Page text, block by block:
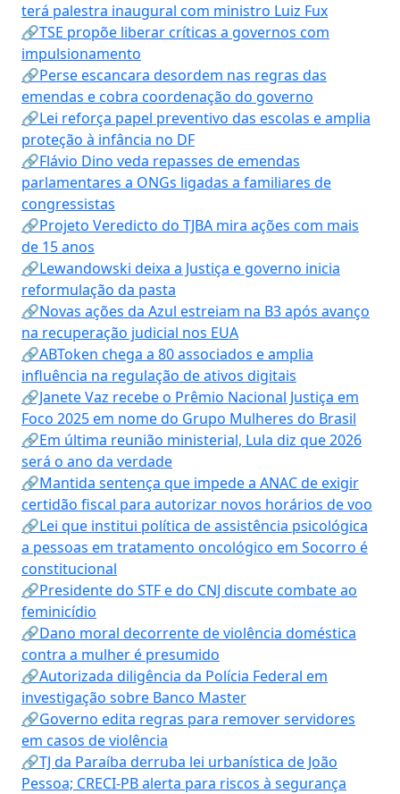
terá palestra inaugural com ministro Luiz Fux
🔗TSE propõe liberar críticas a governos com
impulsionamento
🔗Perse escancara desordem nas regras das
emendas e cobra coordenação do governo
🔗Lei reforça papel preventivo das escolas e amplia
proteção à infância no DF
🔗Flávio Dino veda repasses de emendas
parlamentares a ONGs ligadas a familiares de
congressistas
🔗Projeto Veredicto do TJBA mira ações com mais
de 15 anos
🔗Lewandowski deixa a Justiça e governo inicia
reformulação da pasta
🔗Novas ações da Azul estreiam na B3 após avanço
na recuperação judicial nos EUA
🔗ABToken chega a 80 associados e amplia
influência na regulação de ativos digitais
🔗Janete Vaz recebe o Prêmio Nacional Justiça em
Foco 2025 em nome do Grupo Mulheres do Brasil
🔗Em última reunião ministerial, Lula diz que 2026
será o ano da verdade
🔗Mantida sentença que impede a ANAC de exigir
certidão fiscal para autorizar novos horários de voo
🔗Lei que institui política de assistência psicológica
a pessoas em tratamento oncológico em Socorro é
constitucional
🔗Presidente do STF e do CNJ discute combate ao
feminicídio
🔗Dano moral decorrente de violência doméstica
contra a mulher é presumido
🔗Autorizada diligência da Polícia Federal em
investigação sobre Banco Master
🔗Governo edita regras para remover servidores
em casos de violência
🔗TJ da Paraíba derruba lei urbanística de João
Pessoa; CRECI-PB alerta para riscos à segurança